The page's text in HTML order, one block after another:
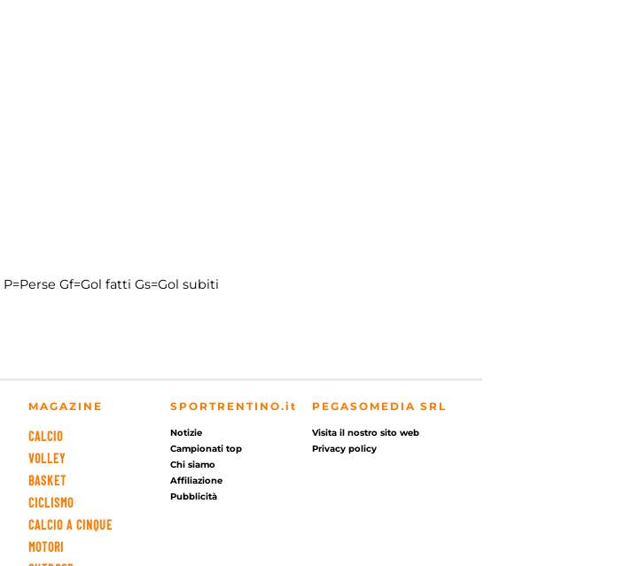
P=Perse Gf=Gol fatti Gs=Gol subiti
MAGAZINE
CALCIO
VOLLEY
BASKET
CICLISMO
CALCIO A CINQUE
MOTORI
SPORTRENTINO.it
Notizie
Campionati top
Chi siamo
Affiliazione
Pubblicità
PEGASOMEDIA SRL
Visita il nostro sito web
Privacy policy